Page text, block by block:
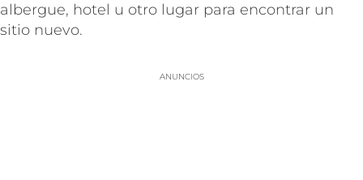
albergue, hotel u otro lugar para encontrar un
sitio nuevo.
ANUNCIOS